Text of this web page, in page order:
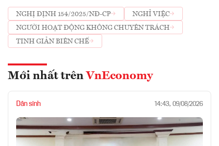
NGHỊ ĐỊNH 154/2025/NĐ-CP
NGHỈ VIỆC
NGƯỜI HOẠT ĐỘNG KHÔNG CHUYÊN TRÁCH
TINH GIẢN BIÊN CHẾ
Mới nhất trên VnEconomy
Dân sinh 14:43, 09/08/2026